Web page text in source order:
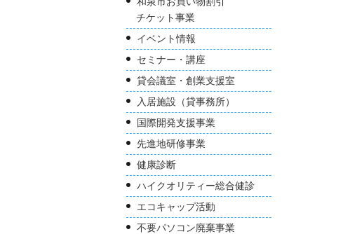
チケット事業
イベント情報
セミナー・講座
貸会議室・創業支援室
入居施設（貸事務所）
国際開発支援事業
先進地研修事業
健康診断
ハイクオリティー総合健診
エコキャップ活動
不要パソコン廃棄事業